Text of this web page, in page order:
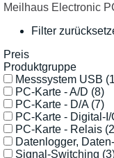
Meilhaus Electronic
Filter
Preis
Produktgruppe
Messsystem USB
PC-Karte - A/D (8)
PC-Karte - D/A (7)
PC-Karte - Digital-I/
PC-Karte - Relais
Datenlogger,
Signal-Switching